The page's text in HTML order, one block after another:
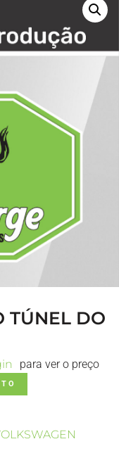
TÚNEL DO
para ver o preço